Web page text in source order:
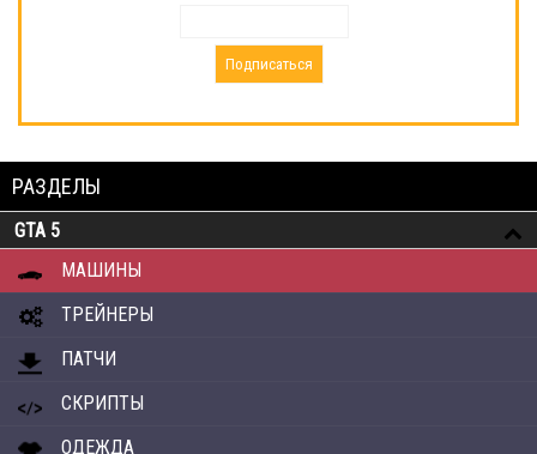
РАЗДЕЛЫ
GTA 5
МАШИНЫ
ТРЕЙНЕРЫ
ПАТЧИ
СКРИПТЫ
ОДЕЖДА